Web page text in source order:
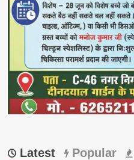
Latest Popular